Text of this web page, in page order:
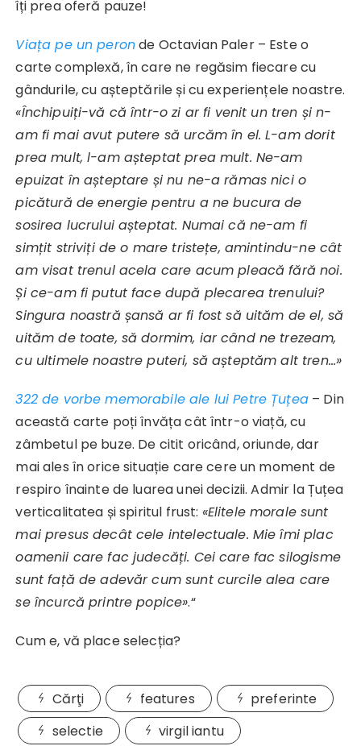
îți prea oferă pauze!
Viața pe un peronde Octavian Paler – Este o
carte complexă, în care ne regăsim fiecare cu
gândurile, cu așteptările și cu experiențele noastre.
«Închipuiți-vă că într-o zi ar fi venit un tren și n-
am fi mai avut putere să urcăm în el. L-am dorit
prea mult, l-am așteptat prea mult. Ne-am
epuizat în așteptare și nu ne-a rămas nici o
picătură de energie pentru a ne bucura de
sosirea lucrului așteptat. Numai că ne-am fi
simțit striviți de o mare tristețe, amintindu-ne cât
am visat trenul acela care acum pleacă fără noi.
Și ce-am fi putut face după plecarea trenului?
Singura noastră șansă ar fi fost să uităm de el, să
uităm de toate, să dormim, iar când ne trezeam,
cu ultimele noastre puteri, să așteptăm alt tren…»
322 de vorbe memorabile ale lui Petre Țuțea– Din
această carte poți învăța cât într-o viață, cu
zâmbetul pe buze. De citit oricând, oriunde, dar
mai ales în orice situație care cere un moment de
respiro înainte de luarea unei decizii. Admir la Țuțea
verticalitatea și spiritul frust: «Elitele morale sunt
mai presus decât cele intelectuale. Mie îmi plac
oamenii care fac judecăți. Cei care fac silogisme
sunt față de adevăr cum sunt curcile alea care
se încurcă printre popice».“
Cum e, vă place selecția?
Cărţi features
preferinte
selectie
virgil iantu